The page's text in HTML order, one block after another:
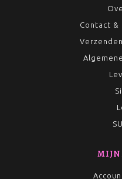
Contact &
MIJN